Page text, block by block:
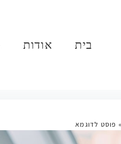
בית אודות
» פוסט לדוגמא